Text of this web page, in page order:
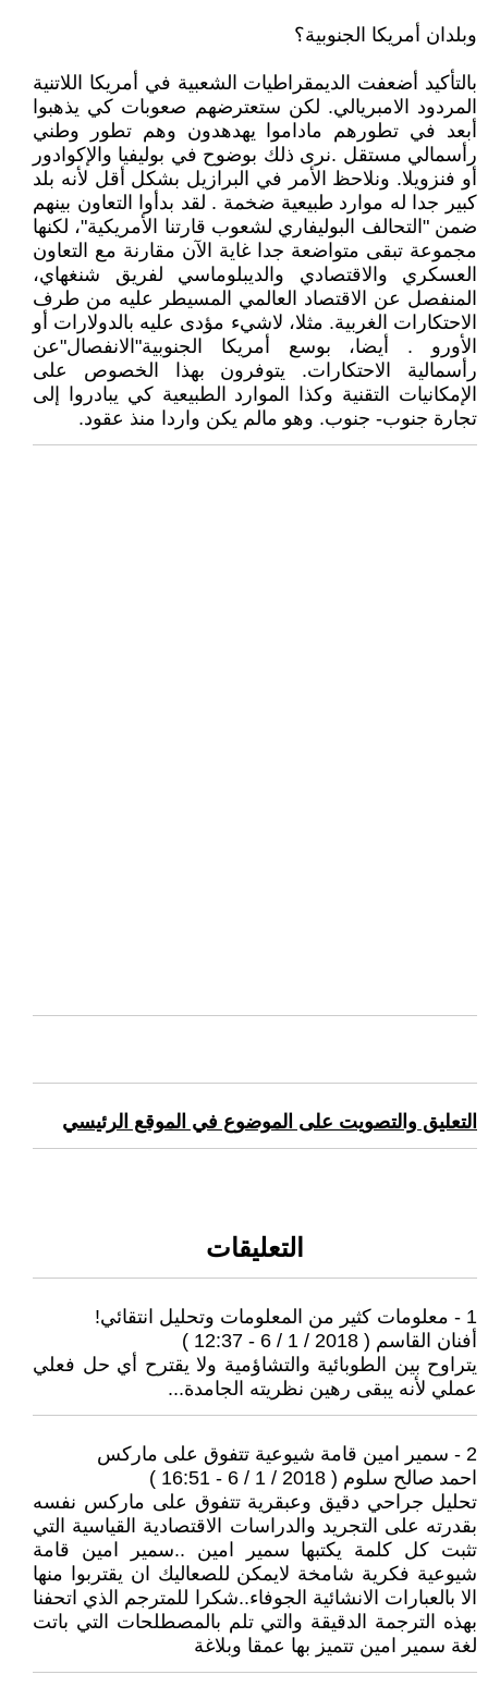
وبلدان أمريكا الجنوبية؟
بالتأكيد أضعفت الديمقراطيات الشعبية في أمريكا اللاتنية
المردود الامبريالي. لكن ستعترضهم صعوبات كي يذهبوا
أبعد في تطورهم ماداموا يهدهدون وهم تطور وطني
رأسمالي مستقل .نرى ذلك بوضوح في بوليفيا والإكوادور
أو فنزويلا. ونلاحظ الأمر في البرازيل بشكل أقل لأنه بلد
كبير جدا له موارد طبيعية ضخمة . لقد بدأوا التعاون بينهم
ضمن "التحالف البوليفاري لشعوب قارتنا الأمريكية"، لكنها
مجموعة تبقى متواضعة جدا غاية الآن مقارنة مع التعاون
العسكري والاقتصادي والديبلوماسي لفريق شنغهاي،
المنفصل عن الاقتصاد العالمي المسيطر عليه من طرف
الاحتكارات الغربية. مثلا، لاشيء مؤدى عليه بالدولارات أو
الأورو . أيضا، بوسع أمريكا الجنوبية"الانفصال"عن
رأسمالية الاحتكارات. يتوفرون بهذا الخصوص على
الإمكانيات التقنية وكذا الموارد الطبيعية كي يبادروا إلى
تجارة جنوب- جنوب. وهو مالم يكن واردا منذ عقود.
التعليق والتصويت على الموضوع في الموقع الرئيسي
التعليقات
1 - معلومات كثير من المعلومات وتحليل انتقائي!
أفنان القاسم ( 2018 / 1 / 6 - 12:37 )
يتراوح بين الطوبائية والتشاؤمية ولا يقترح أي حل فعلي
عملي لأنه يبقى رهين نظريته الجامدة...
2 - سمير امين قامة شيوعية تتفوق على ماركس
احمد صالح سلوم ( 2018 / 1 / 6 - 16:51 )
تحليل جراحي دقيق وعبقرية تتفوق على ماركس نفسه
بقدرته على التجريد والدراسات الاقتصادية القياسية التي
تثبت كل كلمة يكتبها سمير امين ..سمير امين قامة
شيوعية فكرية شامخة لايمكن للصعاليك ان يقتربوا منها
الا بالعبارات الانشائية الجوفاء..شكرا للمترجم الذي اتحفنا
بهذه الترجمة الدقيقة والتي تلم بالمصطلحات التي باتت
لغة سمير امين تتميز بها عمقا وبلاغة